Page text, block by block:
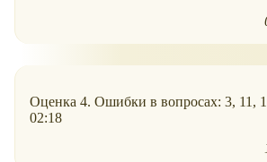
Оценка 4. Ошибки в вопросах: 3, 11,
02:18